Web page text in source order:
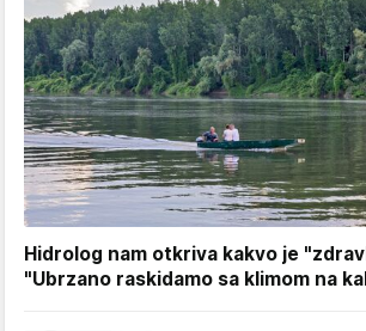
Hidrolog nam otkriva kakvo je
"Ubrzano raskidamo sa klimom na